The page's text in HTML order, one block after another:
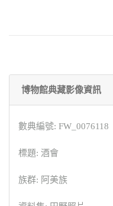
博物館典藏影像資訊
數典編號: FW_0076118
標題: 酒會
族群: 阿美族